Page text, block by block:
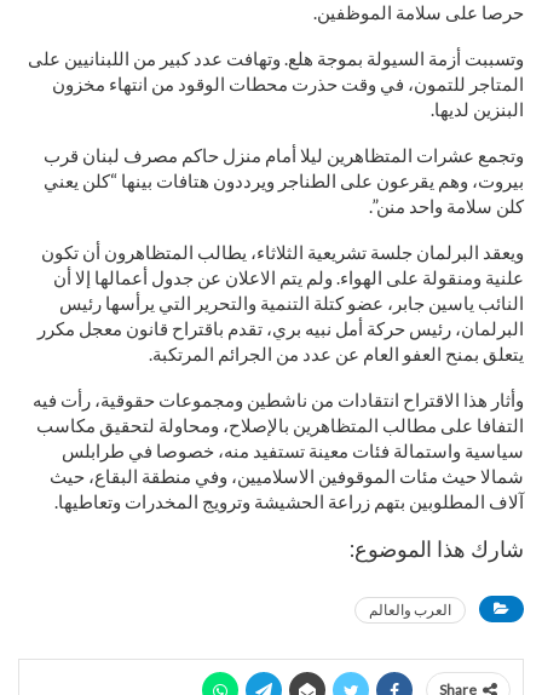
حرصا على سلامة الموظفين.
وتسببت أزمة السيولة بموجة هلع. وتهافت عدد كبير من اللبنانيين على
المتاجر للتمون، في وقت حذرت محطات الوقود من انتهاء مخزون
البنزين لديها.
وتجمع عشرات المتظاهرين ليلا أمام منزل حاكم مصرف لبنان قرب
بيروت، وهم يقرعون على الطناجر ويرددون هتافات بينها “كلن يعني
كلن سلامة واحد منن”.
ويعقد البرلمان جلسة تشريعية الثلاثاء، يطالب المتظاهرون أن تكون
علنية ومنقولة على الهواء. ولم يتم الاعلان عن جدول أعمالها إلا أن
النائب ياسين جابر، عضو كتلة التنمية والتحرير التي يرأسها رئيس
البرلمان، رئيس حركة أمل نبيه بري، تقدم باقتراح قانون معجل مكرر
يتعلق بمنح العفو العام عن عدد من الجرائم المرتكبة.
وأثار هذا الاقتراح انتقادات من ناشطين ومجموعات حقوقية، رأت فيه
التفافا على مطالب المتظاهرين بالإصلاح، ومحاولة لتحقيق مكاسب
سياسية واستمالة فئات معينة تستفيد منه، خصوصا في طرابلس
شمالا حيث مئات الموقوفين الاسلاميين، وفي منطقة البقاع، حيث
آلاف المطلوبين بتهم زراعة الحشيشة وترويج المخدرات وتعاطيها.
شارك هذا الموضوع:
العرب والعالم
Share